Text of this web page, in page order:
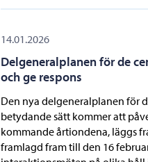
14.01.2026
Delgeneralplanen för de
och ge respons
Den nya delgeneralplanen för
betydande sätt kommer att
kommande årtiondena, läggs
framlagd fram till den 16